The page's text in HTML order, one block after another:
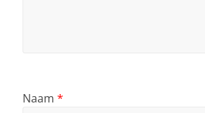
Naam *